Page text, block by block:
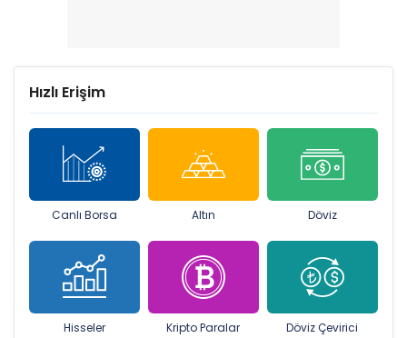
Hızlı Erişim
Canlı Borsa Altın Döviz
Hisseler Kripto Paralar Döviz Çevirici